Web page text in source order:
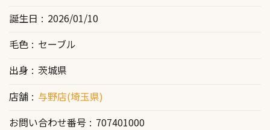
誕生日
2026/01/10
毛色
セーブル
出身
茨城県
店舗
与野店(埼玉県)
お問い合わせ番号
707401000